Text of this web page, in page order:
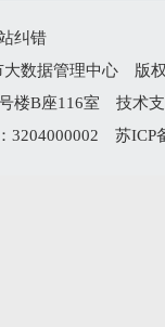
纠错
数据管理中心 版
楼B座116室 技术
3204000002 苏ICP